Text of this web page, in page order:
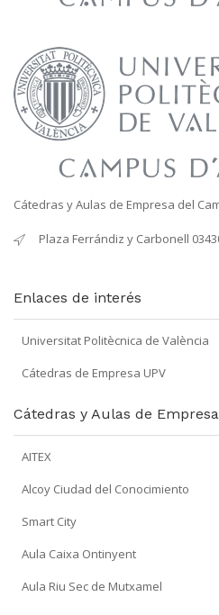
Cátedras y Aulas de Empresa del
Plaza Ferrándiz y Carbonell
Enlaces de interés
Universitat Politècnica de València
Cátedras de Empresa UPV
Cátedras y Aulas de Empresa
AITEX
Alcoy Ciudad del Conocimiento
Smart City
Aula Caixa Ontinyent
Aula Riu Sec de Mutxamel